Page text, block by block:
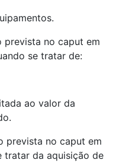
prevista no caput em
se tratar de:
ao valor da
prevista no caput em
tratar da aquisição de